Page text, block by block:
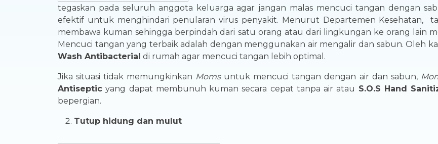
tegaskan pada seluruh anggota keluarga agar jangan malas mencuci tangan dengan
efektif untuk menghindari penularan virus penyakit. Menurut Departemen Kesehatan,
membawa kuman sehingga berpindah dari satu orang atau dari lingkungan ke orang lain
Mencuci tangan yang terbaik adalah dengan menggunakan air mengalir dan sabun. Oleh
Wash Antibacterial di rumah agar mencuci tangan lebih optimal.
Jika situasi tidak memungkinkan Momsuntuk mencuci tangan dengan air dan sabun,
Antiseptic yang dapat membunuh kuman secara cepat tanpa air atau S.O.S Hand
bepergian.
Tutup hidung dan mulut